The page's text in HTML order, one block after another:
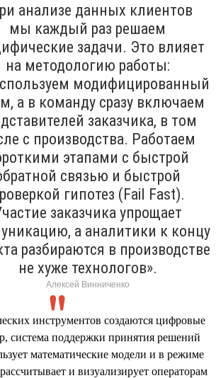
анализе данных клиентов
мы каждый раз решаем
задачи. Это влияет
на методологию работы:
модифицированный
а в команду сразу включаем
заказчика, в том
с производства. Работаем
этапами с быстрой
связью и быстрой
гипотез (Fail Fast).
заказчика упрощает
а аналитики к концу
разбираются в производстве
не хуже технологов».
Алексей Винниченко
инструментов создаются цифровые
система поддержки принятия решений
математические модели и в режиме
и визуализирует операторам